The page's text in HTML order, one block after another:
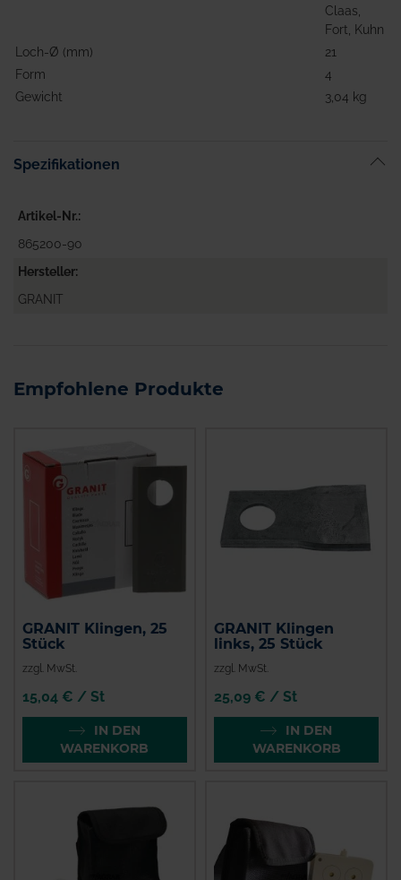
Claas,
Fort, Kuhn
Loch-Ø (mm)
21
Form
4
Gewicht
3,04 kg
Spezifikationen
Artikel-Nr.
865200-90
Hersteller
GRANIT
Empfohlene Produkte
GRANIT Klingen, 25
Stück
zzgl. MwSt.
15,04 € / St
IN DEN
WARENKORB
GRANIT Klingen
links, 25 Stück
zzgl. MwSt.
25,09 € / St
IN DEN
WARENKORB